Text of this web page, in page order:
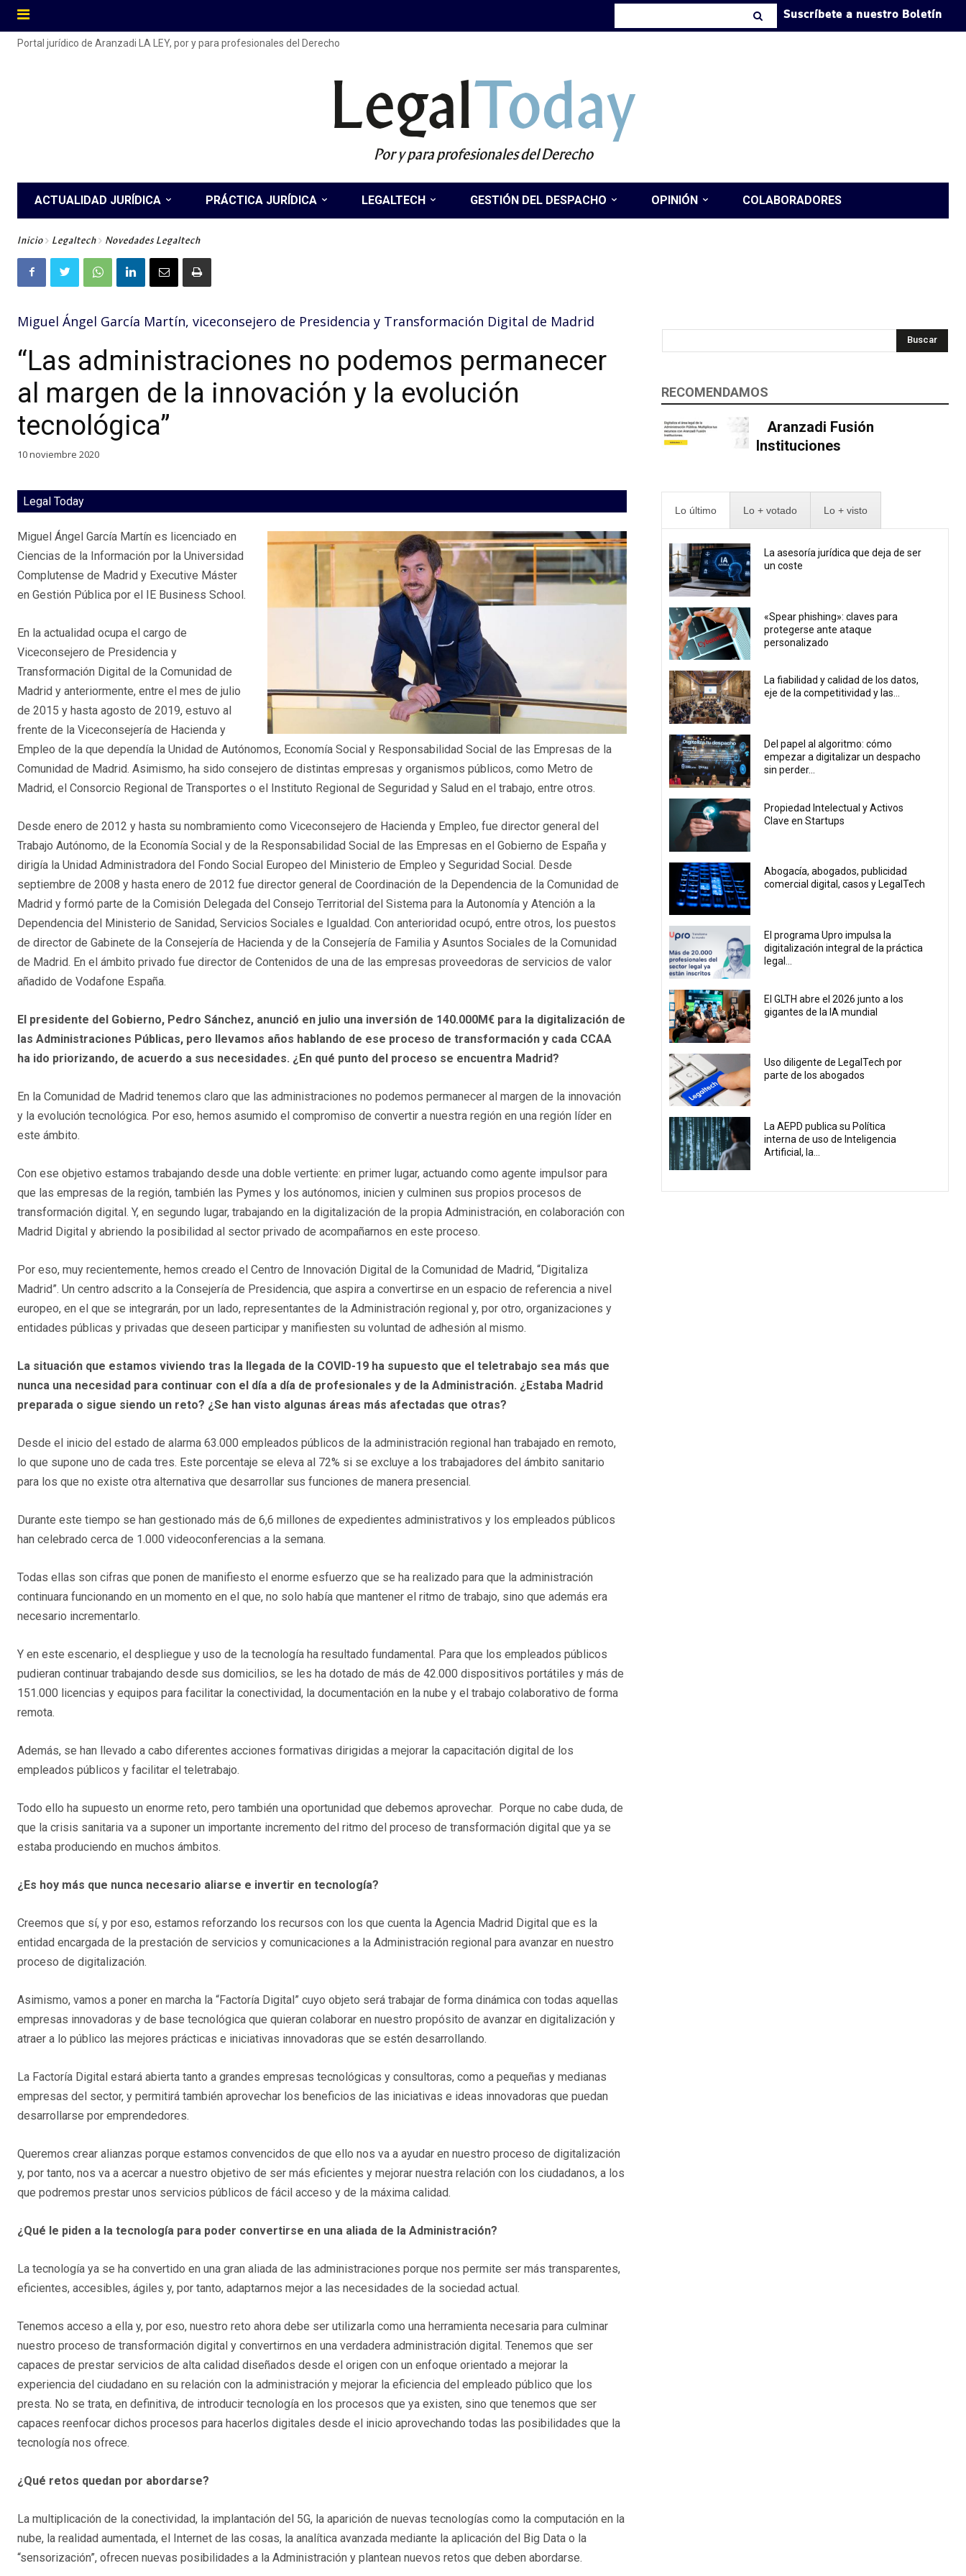
Suscríbete a nuestro Boletín
Portal jurídico de Aranzadi LA LEY, por y para profesionales del Derecho
LegalToday
Por y para profesionales del Derecho
ACTUALIDAD JURÍDICA PRÁCTICA JURÍDICA LEGALTECH GESTIÓN DEL DESPACHO OPINIÓN COLABORADORES
Inicio Legaltech Novedades Legaltech
Miguel Ángel García Martín, viceconsejero de Presidencia y Transformación Digital de Madrid
“Las administraciones no podemos permanecer
al margen de la innovación y la evolución
tecnológica”
10 noviembre 2020
Legal Today
Miguel Ángel García Martín es licenciado en
Ciencias de la Información por la Universidad
Complutense de Madrid y Executive Máster
en Gestión Pública por el IE Business School.
En la actualidad ocupa el cargo de
Viceconsejero de Presidencia y
Transformación Digital de la Comunidad de
Madrid y anteriormente, entre el mes de julio
de 2015 y hasta agosto de 2019, estuvo al
frente de la Viceconsejería de Hacienda y
Empleo de la que dependía la Unidad de Autónomos, Economía Social y Responsabilidad Social de las Empresas de la
Comunidad de Madrid. Asimismo, ha sido consejero de distintas empresas y organismos públicos, como Metro de
Madrid, el Consorcio Regional de Transportes o el Instituto Regional de Seguridad y Salud en el trabajo, entre otros.
Desde enero de 2012 y hasta su nombramiento como Viceconsejero de Hacienda y Empleo, fue director general del
Trabajo Autónomo, de la Economía Social y de la Responsabilidad Social de las Empresas en el Gobierno de España y
dirigía la Unidad Administradora del Fondo Social Europeo del Ministerio de Empleo y Seguridad Social. Desde
septiembre de 2008 y hasta enero de 2012 fue director general de Coordinación de la Dependencia de la Comunidad de
Madrid y formó parte de la Comisión Delegada del Consejo Territorial del Sistema para la Autonomía y Atención a la
Dependencia del Ministerio de Sanidad, Servicios Sociales e Igualdad. Con anterioridad ocupó, entre otros, los puestos
de director de Gabinete de la Consejería de Hacienda y de la Consejería de Familia y Asuntos Sociales de la Comunidad
de Madrid. En el ámbito privado fue director de Contenidos de una de las empresas proveedoras de servicios de valor
añadido de Vodafone España.
El presidente del Gobierno, Pedro Sánchez, anunció en julio una inversión de 140.000M€ para la digitalización de
las Administraciones Públicas, pero llevamos años hablando de ese proceso de transformación y cada CCAA
ha ido priorizando, de acuerdo a sus necesidades. ¿En qué punto del proceso se encuentra Madrid?
En la Comunidad de Madrid tenemos claro que las administraciones no podemos permanecer al margen de la innovación
y la evolución tecnológica. Por eso, hemos asumido el compromiso de convertir a nuestra región en una región líder en
este ámbito.
Con ese objetivo estamos trabajando desde una doble vertiente: en primer lugar, actuando como agente impulsor para
que las empresas de la región, también las Pymes y los autónomos, inicien y culminen sus propios procesos de
transformación digital. Y, en segundo lugar, trabajando en la digitalización de la propia Administración, en colaboración con
Madrid Digital y abriendo la posibilidad al sector privado de acompañarnos en este proceso.
Por eso, muy recientemente, hemos creado el Centro de Innovación Digital de la Comunidad de Madrid, “Digitaliza
Madrid”. Un centro adscrito a la Consejería de Presidencia, que aspira a convertirse en un espacio de referencia a nivel
europeo, en el que se integrarán, por un lado, representantes de la Administración regional y, por otro, organizaciones y
entidades públicas y privadas que deseen participar y manifiesten su voluntad de adhesión al mismo.
La situación que estamos viviendo tras la llegada de la COVID-19 ha supuesto que el teletrabajo sea más que
nunca una necesidad para continuar con el día a día de profesionales y de la Administración. ¿Estaba Madrid
preparada o sigue siendo un reto? ¿Se han visto algunas áreas más afectadas que otras?
Desde el inicio del estado de alarma 63.000 empleados públicos de la administración regional han trabajado en remoto,
lo que supone uno de cada tres. Este porcentaje se eleva al 72% si se excluye a los trabajadores del ámbito sanitario
para los que no existe otra alternativa que desarrollar sus funciones de manera presencial.
Durante este tiempo se han gestionado más de 6,6 millones de expedientes administrativos y los empleados públicos
han celebrado cerca de 1.000 videoconferencias a la semana.
Todas ellas son cifras que ponen de manifiesto el enorme esfuerzo que se ha realizado para que la administración
continuara funcionando en un momento en el que, no solo había que mantener el ritmo de trabajo, sino que además era
necesario incrementarlo.
Y en este escenario, el despliegue y uso de la tecnología ha resultado fundamental. Para que los empleados públicos
pudieran continuar trabajando desde sus domicilios, se les ha dotado de más de 42.000 dispositivos portátiles y más de
151.000 licencias y equipos para facilitar la conectividad, la documentación en la nube y el trabajo colaborativo de forma
remota.
Además, se han llevado a cabo diferentes acciones formativas dirigidas a mejorar la capacitación digital de los
empleados públicos y facilitar el teletrabajo.
Todo ello ha supuesto un enorme reto, pero también una oportunidad que debemos aprovechar. Porque no cabe duda, de
que la crisis sanitaria va a suponer un importante incremento del ritmo del proceso de transformación digital que ya se
estaba produciendo en muchos ámbitos.
¿Es hoy más que nunca necesario aliarse e invertir en tecnología?
Creemos que sí, y por eso, estamos reforzando los recursos con los que cuenta la Agencia Madrid Digital que es la
entidad encargada de la prestación de servicios y comunicaciones a la Administración regional para avanzar en nuestro
proceso de digitalización.
Asimismo, vamos a poner en marcha la “Factoría Digital” cuyo objeto será trabajar de forma dinámica con todas aquellas
empresas innovadoras y de base tecnológica que quieran colaborar en nuestro propósito de avanzar en digitalización y
atraer a lo público las mejores prácticas e iniciativas innovadoras que se estén desarrollando.
La Factoría Digital estará abierta tanto a grandes empresas tecnológicas y consultoras, como a pequeñas y medianas
empresas del sector, y permitirá también aprovechar los beneficios de las iniciativas e ideas innovadoras que puedan
desarrollarse por emprendedores.
Queremos crear alianzas porque estamos convencidos de que ello nos va a ayudar en nuestro proceso de digitalización
y, por tanto, nos va a acercar a nuestro objetivo de ser más eficientes y mejorar nuestra relación con los ciudadanos, a los
que podremos prestar unos servicios públicos de fácil acceso y de la máxima calidad.
¿Qué le piden a la tecnología para poder convertirse en una aliada de la Administración?
La tecnología ya se ha convertido en una gran aliada de las administraciones porque nos permite ser más transparentes,
eficientes, accesibles, ágiles y, por tanto, adaptarnos mejor a las necesidades de la sociedad actual.
Tenemos acceso a ella y, por eso, nuestro reto ahora debe ser utilizarla como una herramienta necesaria para culminar
nuestro proceso de transformación digital y convertirnos en una verdadera administración digital. Tenemos que ser
capaces de prestar servicios de alta calidad diseñados desde el origen con un enfoque orientado a mejorar la
experiencia del ciudadano en su relación con la administración y mejorar la eficiencia del empleado público que los
presta. No se trata, en definitiva, de introducir tecnología en los procesos que ya existen, sino que tenemos que ser
capaces reenfocar dichos procesos para hacerlos digitales desde el inicio aprovechando todas las posibilidades que la
tecnología nos ofrece.
¿Qué retos quedan por abordarse?
La multiplicación de la conectividad, la implantación del 5G, la aparición de nuevas tecnologías como la computación en la
nube, la realidad aumentada, el Internet de las cosas, la analítica avanzada mediante la aplicación del Big Data o la
“sensorización”, ofrecen nuevas posibilidades a la Administración y plantean nuevos retos que deben abordarse.
Buscar
RECOMENDAMOS
Aranzadi Fusión
Instituciones
Lo último Lo + votado Lo + visto
La asesoría jurídica que deja de ser
un coste
«Spear phishing»: claves para
protegerse ante ataque
personalizado
La fiabilidad y calidad de los datos,
eje de la competitividad y las...
Del papel al algoritmo: cómo
empezar a digitalizar un despacho
sin perder...
Propiedad Intelectual y Activos
Clave en Startups
Abogacía, abogados, publicidad
comercial digital, casos y LegalTech
El programa Upro impulsa la
digitalización integral de la práctica
legal...
El GLTH abre el 2026 junto a los
gigantes de la IA mundial
Uso diligente de LegalTech por
parte de los abogados
La AEPD publica su Política
interna de uso de Inteligencia
Artificial, la...